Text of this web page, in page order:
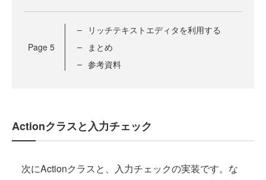
Page 5
リッチテキストエディタを利用する
まとめ
参考資料
Actionクラスと入力チェック
次にActionクラスと、入力チェックの実装です。な